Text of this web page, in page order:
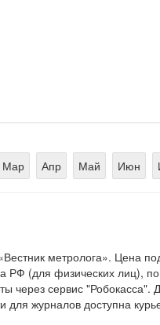
Мар Апр Май Июн
метролога». Цена
РФ (для физических лиц),
через сервис
журналов доступна